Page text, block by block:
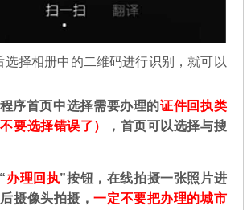
选择相册中的二维码进行识别，就可以
序首页中选择需要办理的证件回执类
要选择错误了）
，首页可以选择与搜
办理回执”按钮，在线拍摄一张照片进
摄像头拍摄，一定不要把办理的城市